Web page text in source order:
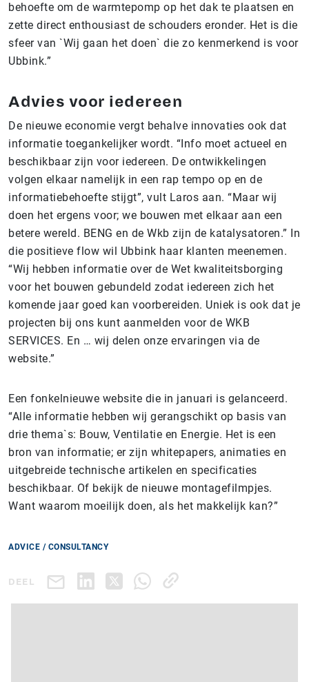
behoefte om de warmtepomp op het dak te plaatsen en
zette direct enthousiast de schouders eronder. Het is die
sfeer van `Wij gaan het doen` die zo kenmerkend is voor
Ubbink.”
Advies voor iedereen
De nieuwe economie vergt behalve innovaties ook dat
informatie toegankelijker wordt. “Info moet actueel en
beschikbaar zijn voor iedereen. De ontwikkelingen
volgen elkaar namelijk in een rap tempo op en de
informatiebehoefte stijgt”, vult Laros aan. “Maar wij
doen het ergens voor; we bouwen met elkaar aan een
betere wereld. BENG en de Wkb zijn de katalysatoren.” In
die positieve flow wil Ubbink haar klanten meenemen.
“Wij hebben informatie over de Wet kwaliteitsborging
voor het bouwen gebundeld zodat iedereen zich het
komende jaar goed kan voorbereiden. Uniek is ook dat je
projecten bij ons kunt aanmelden voor de WKB
SERVICES. En … wij delen onze ervaringen via de
website.”
Een fonkelnieuwe website die in januari is gelanceerd.
“Alle informatie hebben wij gerangschikt op basis van
drie thema`s: Bouw, Ventilatie en Energie. Het is een
bron van informatie; er zijn whitepapers, animaties en
uitgebreide technische artikelen en specificaties
beschikbaar. Of bekijk de nieuwe montagefilmpjes.
Want waarom moeilijk doen, als het makkelijk kan?”
ADVICE / CONSULTANCY
DEEL